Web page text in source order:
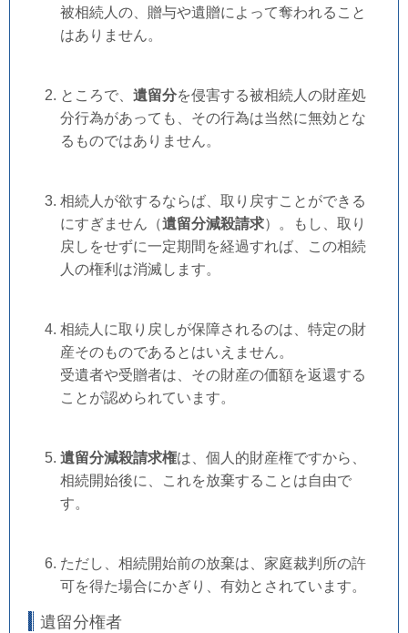
被相続人の、贈与や遺贈によって奪われること
はありません。
ところで、 遺留分を侵害する被相続人の財産処
分行為があっても、その行為は当然に無効とな
るものではありません。
相続人が欲するならば、取り戻すことができる
にすぎません（遺留分減殺請求）。もし、取り
戻しをせずに一定期間を経過すれば、この相続
人の権利は消滅します。
相続人に取り戻しが保障されるのは、特定の財
産そのものであるとはいえません。
受遺者や受贈者は、その財産の価額を返還する
ことが認められています。
遺留分減殺請求権は、個人的財産権ですから、
相続開始後に、これを放棄することは自由で
す。
ただし、相続開始前の放棄は、家庭裁判所の許
可を得た場合にかぎり、有効とされています。
遺留分権者